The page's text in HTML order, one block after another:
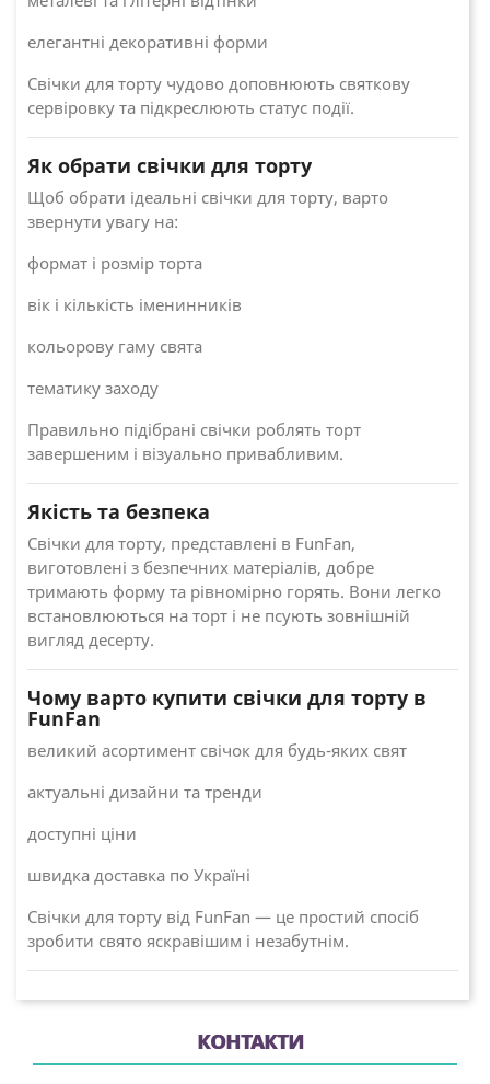
елегантні декоративні форми
Свічки для торту чудово доповнюють святкову
сервіровку та підкреслюють статус події.
Як обрати свічки для торту
Щоб обрати ідеальні свічки для торту, варто
звернути увагу на:
формат і розмір торта
вік і кількість іменинників
кольорову гаму свята
тематику заходу
Правильно підібрані свічки роблять торт
завершеним і візуально привабливим.
Якість та безпека
Свічки для торту, представлені в FunFan,
виготовлені з безпечних матеріалів, добре
тримають форму та рівномірно горять. Вони легко
встановлюються на торт і не псують зовнішній
вигляд десерту.
Чому варто купити свічки для торту в
FunFan
великий асортимент свічок для будь-яких свят
актуальні дизайни та тренди
доступні ціни
швидка доставка по Україні
Свічки для торту від FunFan — це простий спосіб
зробити свято яскравішим і незабутнім.
КОНТАКТИ